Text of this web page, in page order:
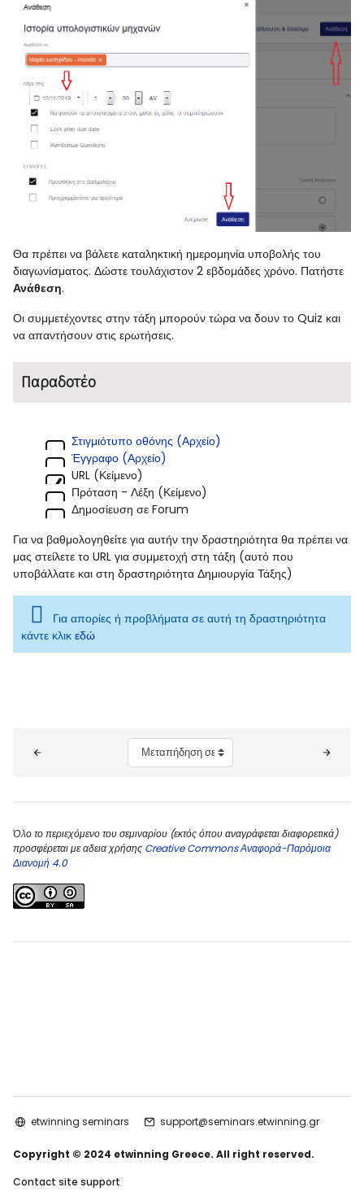
Θα πρέπει να βάλετε καταληκτική ημερομηνία υποβολής του
διαγωνίσματος. Δώστε τουλάχιστον 2 εβδομάδες χρόνο. Πατήστε
Ανάθεση.
Οι συμμετέχοντες στην τάξη μπορούν τώρα να δουν το Quiz και
να απαντήσουν στις ερωτήσεις.
Παραδοτέο
Στιγμιότυπο οθόνης (Αρχείο)
Έγγραφο (Αρχείο)
URL (Κείμενο)
Πρόταση - Λέξη (Κείμενο)
Δημοσίευση σε Forum
Για να βαθμολογηθείτε για αυτήν την δραστηριότητα θα πρέπει να
μας στείλετε το URL για συμμετοχή στη τάξη (αυτό που
υποβάλλατε και στη δραστηριότητα Δημιουργία Τάξης)
Για απορίες ή προβλήματα σε αυτή τη δραστηριότητα
κάντε κλικ εδώ
Μεταπήδηση σε...
Όλο το περιεχόμενο του σεμιναρίου (εκτός όπου αναγράφεται διαφορετικά)
προσφέρεται με αδεια χρήσης Creative Commons Αναφορά-Παρόμοια
Διανομή 4.0
etwinning seminars support@seminars.etwinning.gr
Copyright © 2024 etwinning Greece. All right reserved.
Contact site support